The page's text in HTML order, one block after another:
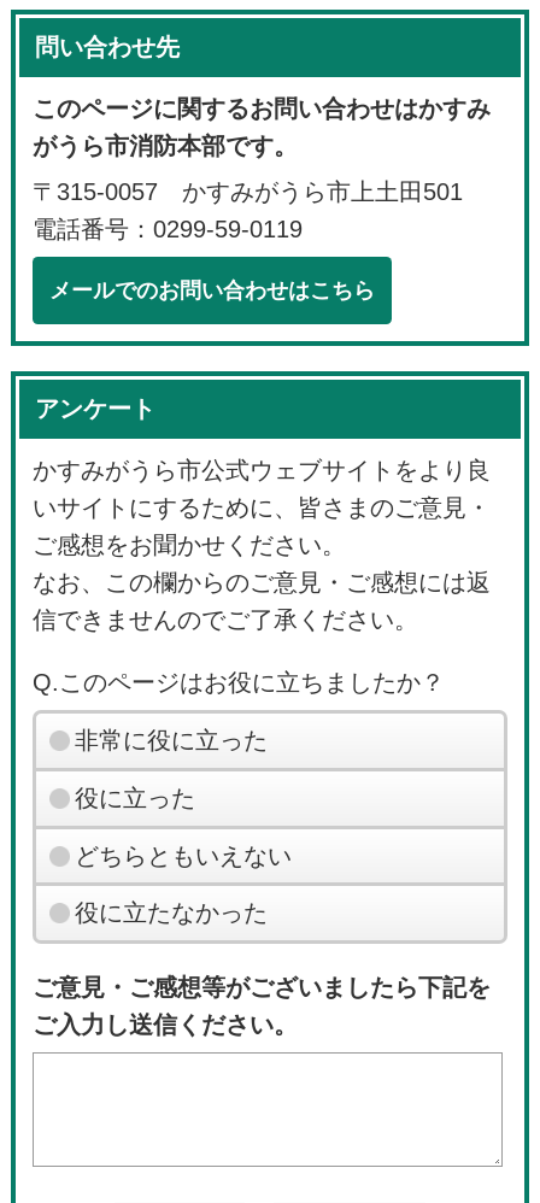
問い合わせ先
このページに関するお問い合わせはかすみ
がうら市消防本部です。
〒315-0057 かすみがうら市上土田501
電話番号：0299-59-0119
メールでのお問い合わせはこちら
アンケート
かすみがうら市公式ウェブサイトをより良
いサイトにするために、皆さまのご意見・
ご感想をお聞かせください。
なお、この欄からのご意見・ご感想には返
信できませんのでご了承ください。
Q.このページはお役に立ちましたか？
非常に役に立った
役に立った
どちらともいえない
役に立たなかった
ご意見・ご感想等がございましたら下記を
ご入力し送信ください。